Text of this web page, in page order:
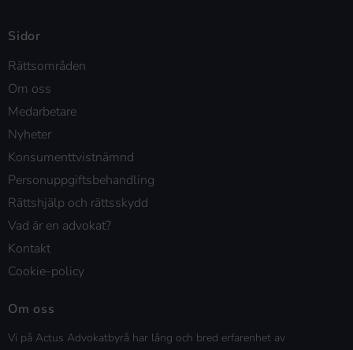
Sidor
Rättsområden
Om oss
Medarbetare
Nyheter
Konsumenttvistnämnd
Personuppgiftsbehandling
Rättshjälp och rättsskydd
Vad är en advokat?
Kontakt
Cookie-policy
Om oss
Vi på Actus Advokatbyrå har lång och bred erfarenhet av